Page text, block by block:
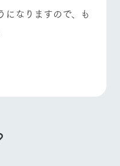
になりますので、も